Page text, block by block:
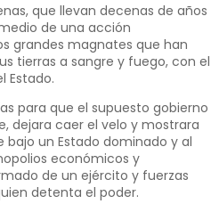
que llevan decenas de años
de una acción
grandes magnates que han
tierras a sangre y fuego, con el
Estado.
para que el supuesto gobierno
dejara caer el velo y mostrara
bajo un Estado dominado y al
económicos y
de un ejército y fuerzas
detenta el poder.